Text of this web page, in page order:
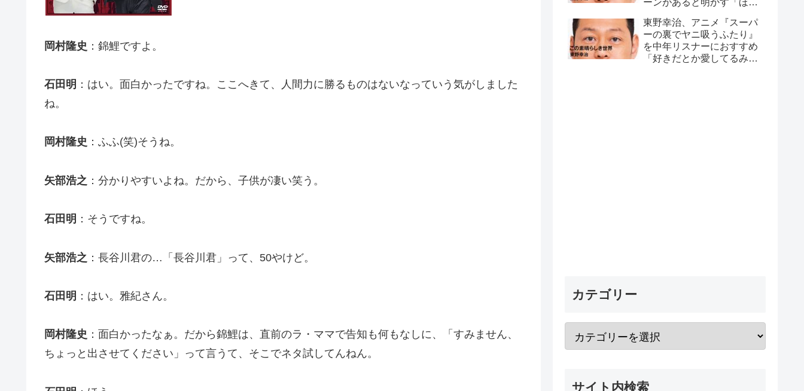
岡村隆史 ：錦鯉ですよ。
石田明 ：はい。面白かったですね。ここへきて、人間力に勝るものはないなっていう気がしました
ね。
岡村隆史 ：ふふ(笑)そうね。
矢部浩之 ：分かりやすいよね。だから、子供が凄い笑う。
石田明 ：そうですね。
矢部浩之 ：長谷川君の…「長谷川君」って、50やけど。
石田明 ：はい。雅紀さん。
岡村隆史 ：面白かったなぁ。だから錦鯉は、直前のラ・ママで告知も何もなしに、「すみません、
ちょっと出させてください」って言うて、そこでネタ試してんねん。
て…」
東野幸治、アニメ『スーパ
ーの裏でヤニ吸うふたり』
を中年リスナーにおすすめ
「好きだとか愛してるみた
カテゴリー
サイト内検索